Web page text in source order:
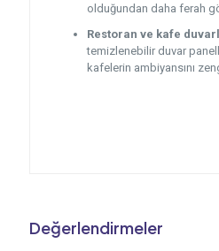
olduğundan daha ferah
Restoran ve kafe
temizlenebilir duvar
kafelerin ambiyansını
Değerlendirmeler